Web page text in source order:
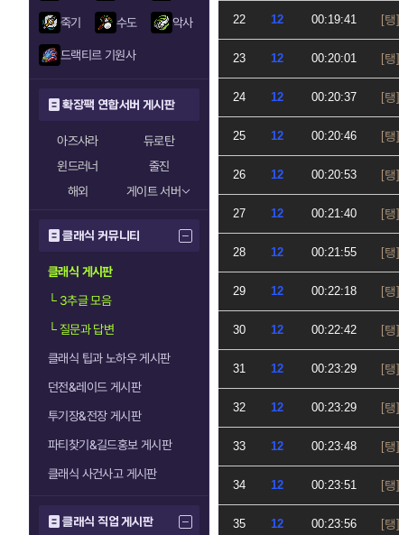
죽기 수도 악사
드랙티르 기원사
확장팩 연합서버 게시판
아즈샤라
듀로탄
윈드러너
줄진
해외
게이트 서버
클래식 커뮤니티
클래식 게시판
└3추글 모음
└질문과 답변
클래식 팁과 노하우 게시판
던전&레이드 게시판
투기장&전장 게시판
파티찾기&길드홍보 게시판
클래식 사건사고 게시판
클래식 직업 게시판
22 12 00:19:41
23 12 00:20:01
24 12 00:20:37
25 12 00:20:46
26 12 00:20:53
27 12 00:21:40
28 12 00:21:55
29 12 00:22:18
30 12 00:22:42
31 12 00:23:29
32 12 00:23:29
33 12 00:23:48
34 12 00:23:51
35 12 00:23:56